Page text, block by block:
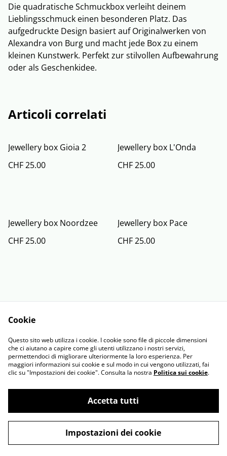
Die quadratische Schmuckbox verleiht deinem
Lieblingsschmuck einen besonderen Platz. Das
aufgedruckte Design basiert auf Originalwerken von
Alexandra von Burg und macht jede Box zu einem
kleinen Kunstwerk. Perfekt zur stilvollen Aufbewahrung
oder als Geschenkidee.
Articoli correlati
Jewellery box Gioia 2
CHF 25.00
Jewellery box L'Onda
CHF 25.00
Jewellery box Noordzee
CHF 25.00
Jewellery box Pace
CHF 25.00
Contact Us
Legal Terms
Privacy Policy
Cookie Policy
©2026Art Shop Alex
powered by
Cookie
Questo sito web utilizza i cookie. I cookie sono file di piccole dimensioni
che ci aiutano a capire come gli utenti utilizzano i nostri servizi,
permettendoci di migliorare ulteriormente la loro esperienza. Per
maggiori informazioni sui cookie e sul modo in cui vengono utilizzati, fai
clic su "Impostazioni dei cookie". Consulta la nostra Politica sui cookie.
Accetta tutti
Impostazioni dei cookie